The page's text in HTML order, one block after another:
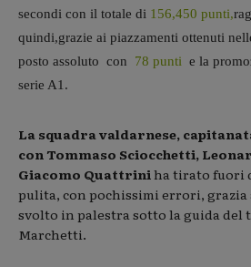
secondi con il totale di 156,450 punti,
quindi,grazie ai piazzamenti ottenuti
posto assoluto con 78 punti e la
serie A1.
La squadra valdarnese,
con Tommaso Sciocchetti,
Giacomo Quattrini ha tirato fuori
pulita, con pochissimi errori, grazia
svolto in palestra sotto la guida del
Marchetti.